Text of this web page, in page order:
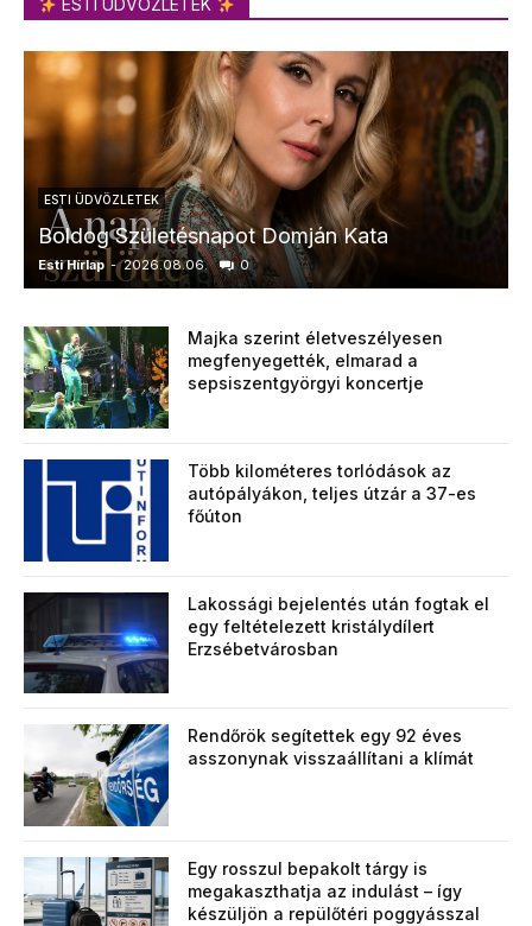
ESTI ÜDVÖZLETEK
ESTI ÜDVÖZLETEK
Boldog Születésnapot Domján Kata
Esti Hírlap - 2026.08.06. 0
Majka szerint életveszélyesen
megfenyegették, elmarad a
sepsiszentgyörgyi koncertje
Több kilométeres torlódások az
autópályákon, teljes útzár a 37-es
főúton
Lakossági bejelentés után fogtak el
egy feltételezett kristálydílert
Erzsébetvárosban
Rendőrök segítettek egy 92 éves
asszonynak visszaállítani a klímát
Egy rosszul bepakolt tárgy is
megakaszthatja az indulást – így
készüljön a repülőtéri poggyásszal